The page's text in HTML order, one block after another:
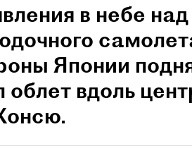
в небе
Японии
вдоль